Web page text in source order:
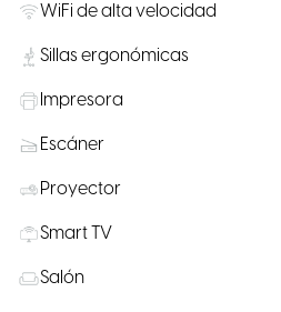
WiFi de alta velocidad
Sillas ergonómicas
Impresora
Escáner
Proyector
Smart TV
Salón